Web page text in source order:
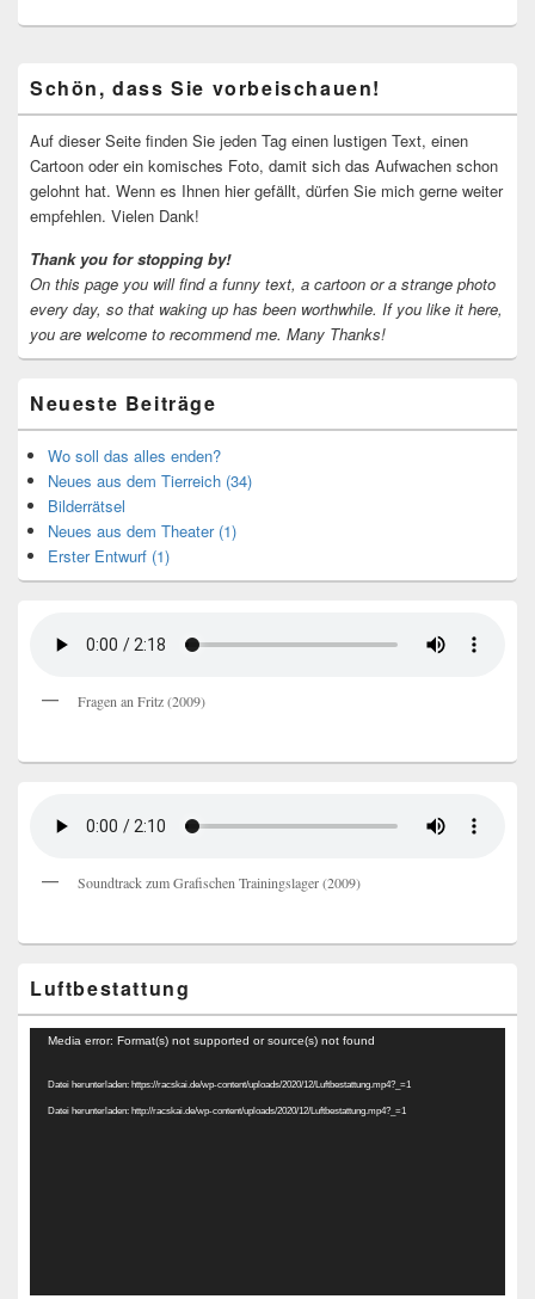
Seitenleisten-
Widgetbereich
Schön, dass Sie vorbeischauen!
Auf dieser Seite finden Sie jeden Tag einen lustigen Text, einen
Cartoon oder ein komisches Foto, damit sich das Aufwachen schon
gelohnt hat. Wenn es Ihnen hier gefällt, dürfen Sie mich gerne weiter
empfehlen. Vielen Dank!
Thank you for stopping by!
On this page you will find a funny text, a cartoon or a strange photo
every day, so that waking up has been worthwhile. If you like it here,
you are welcome to recommend me. Many Thanks!
Neueste Beiträge
Wo soll das alles enden?
Neues aus dem Tierreich (34)
Bilderrätsel
Neues aus dem Theater (1)
Erster Entwurf (1)
Fragen an Fritz (2009)
Soundtrack zum Grafischen Trainingslager (2009)
Luftbestattung
Video-
Media error: Format(s) not supported or source(s) not found
Datei herunterladen: https://racskai.de/wp-content/uploads/2020/12/Luftbestattung.mp4?_=1
Datei herunterladen: http://racskai.de/wp-content/uploads/2020/12/Luftbestattung.mp4?_=1